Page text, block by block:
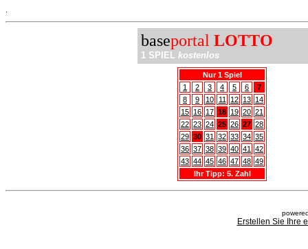
baseportal LOTTO
1 SPIEL kostenlos
Nur 1 Spiel
1
2 3 4 5 6
7
8
9 10 11 12 13 14
15 16 17 18 19 20 21
22 23 24 25 26 27 28
29 30 31 32 33 34 35
36 37 38 39 40 41
42
43 44 45 46 47 48 49
Ihr Tipp: 5. Zahl
Erstellen Sie Ihre